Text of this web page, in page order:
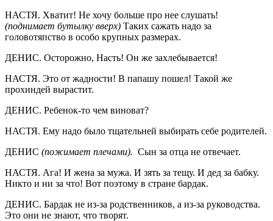
НАСТЯ. Хватит! Не хочу больше про нее слушать!
(поднимает бутылку вверх) Таких сажать надо за
головотяпство в особо крупных размерах.
ДЕНИС. Осторожно, Насть! Он же захлебывается!
НАСТЯ. Это от жадности! В папашу пошел! Такой же
прохиндей вырастит.
ДЕНИС. Ребенок-то чем виноват?
НАСТЯ. Ему надо было тщательней выбирать себе родителей.
ДЕНИС (пожимает плечами). Сын за отца не отвечает.
НАСТЯ. Ага! И жена за мужа. И зять за тещу. И дед за бабку.
Никто и ни за что! Вот поэтому в стране бардак.
ДЕНИС. Бардак не из-за родственников, а из-за руководства.
Это они не знают, что творят.